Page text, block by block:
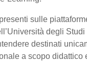
sulle
degli
destinati
a scopo didattico